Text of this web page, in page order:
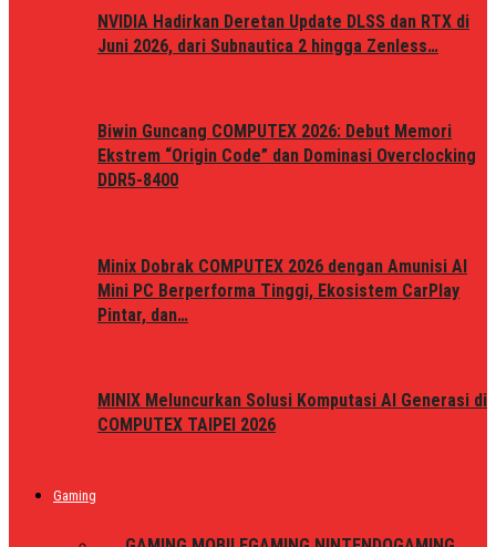
NVIDIA Hadirkan Deretan Update DLSS dan RTX di
Juni 2026, dari Subnautica 2 hingga Zenless…
Biwin Guncang COMPUTEX 2026: Debut Memori
Ekstrem “Origin Code” dan Dominasi Overclocking
DDR5-8400
Minix Dobrak COMPUTEX 2026 dengan Amunisi AI
Mini PC Berperforma Tinggi, Ekosistem CarPlay
Pintar, dan…
MINIX Meluncurkan Solusi Komputasi AI Generasi di
COMPUTEX TAIPEI 2026
Gaming